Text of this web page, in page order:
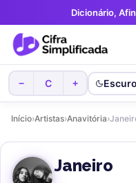
Dicionário,
− C + Escuro
Início›Artistas›Anavitória›
Janeiro